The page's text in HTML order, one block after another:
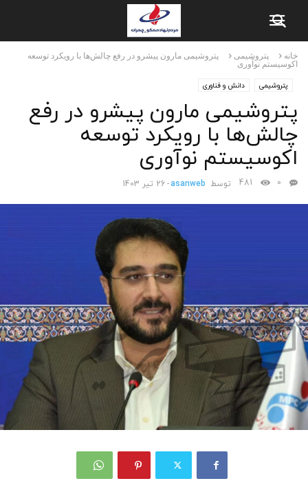
خانه پتروشیمی
پتروشیمی مارون پیشرو در رفع چالش‌ها با رویکرد توسعه
اکوسیستم نوآوری
پتروشیمی دانش و فناوری
پتروشیمی مارون پیشرو در رفع
چالش‌ها با رویکرد توسعه
اکوسیستم نوآوری
توسط asanweb
-26 تیر 1403 0
481